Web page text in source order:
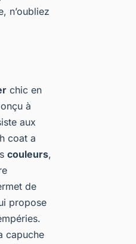
n’oubliez
chic en
à
aux
coat a
couleurs,
de
propose
capuche